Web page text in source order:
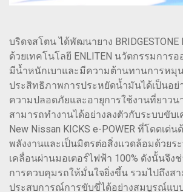
บริดจสโตน ได้พัฒนายาง BRIDGESTONE
ด้วยเทคโนโลยี ENLITEN นวัตกรรมการ
มีน้ำหนักเบาและมีความต้านทานการหมุน
ประสิทธิภาพการประหยัดน้ำมันได้เป็นอย่
ความปลอดภัยและอายุการใช้งานที่ยาวน
สามารถทำงานได้อย่างลงตัวกับระบบขับ
New Nissan KICKS e-POWER ที่โดดเด่
พลังงานและเป็นมิตรต่อสิ่งแวดล้อมด้วยระ
เคลื่อนผ่านมอเตอร์ไฟฟ้า 100% ดังนั้นจึง
การควบคุมรถให้มั่นใจยิ่งขึ้น รวมไปถึงส
ประสบการณ์การขับขี่ได้อย่างสมบูรณ์แบ